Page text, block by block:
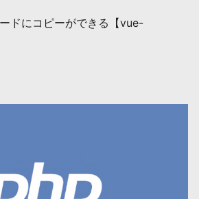
ドにコピーができる【vue-